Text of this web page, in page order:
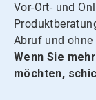
Vor-Ort- und
Abruf und
Wenn Sie
möchten,